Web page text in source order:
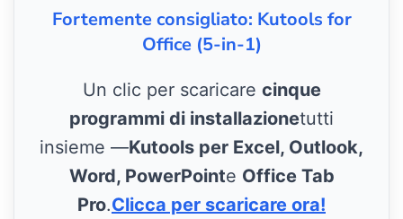
Fortemente consigliato: Kutools for
Office (5-in-1)
Un clic per scaricare cinque
programmi di installazionetutti
insieme —Kutools per Excel, Outlook,
Word, PowerPointe Office Tab
Pro.Clicca per scaricare ora!